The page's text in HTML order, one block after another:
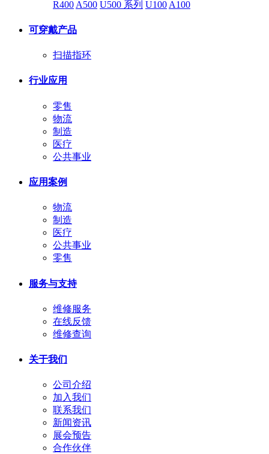
R400 A500 U500 系列 U100 A100
可穿戴产品
扫描指环
行业应用
零售
物流
制造
医疗
公共事业
应用案例
物流
制造
医疗
公共事业
零售
服务与支持
维修服务
在线反馈
维修查询
关于我们
公司介绍
加入我们
联系我们
新闻资讯
展会预告
合作伙伴